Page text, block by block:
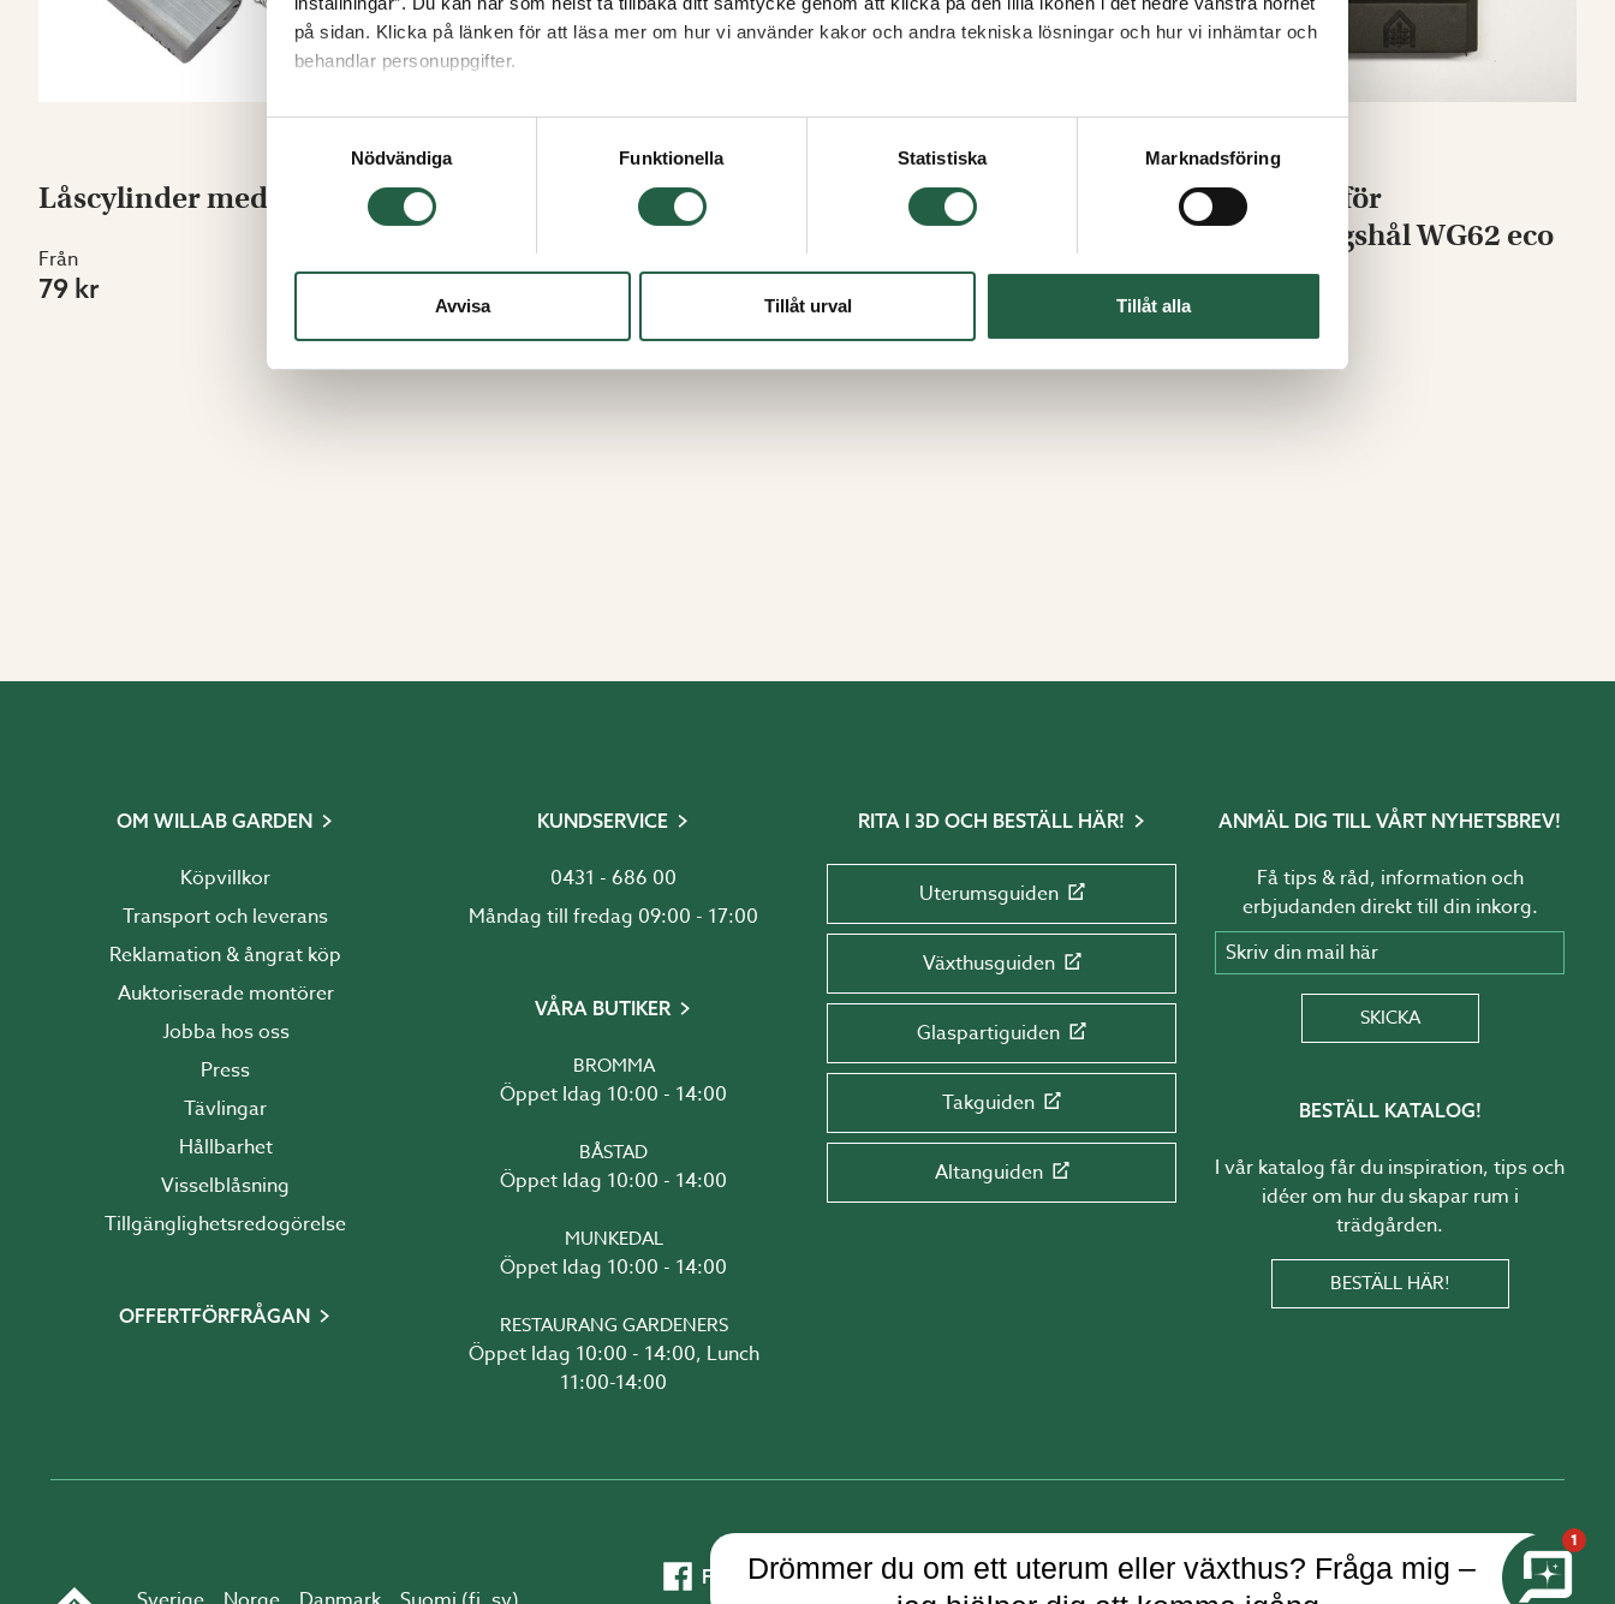
på sidan. Klicka på länken för att läsa mer om hur vi använder kakor och andra tekniska lösningar och hur vi inhämtar och
behandlar personuppgifter.
Ta reda på mer om cookies Googles sekretesspolicy
Nödvändiga
Funktionella Statistiska Marknadsföring
Avvisa Tillåt urval Tillåt alla
Låscylinder med skruv
Från
79 kr
Låskloss - reservdel
Dräneringstejp till 32, 40,
50mm kanalplasttak
Från
Täcklock för
dräneringshål WG62 eco
OM WILLAB GARDEN
Köpvillkor
Transport och leverans
Reklamation & ångrat köp
Auktoriserade montörer
Jobba hos oss
Press
Tävlingar
Hållbarhet
Visselblåsning
Tillgänglighetsredogörelse
OFFERTFÖRFRÅGAN
KUNDSERVICE
0431 - 686 00
Måndag till fredag 09:00 - 17:00
VÅRA BUTIKER
BROMMA
Öppet Idag 10:00 - 14:00
BÅSTAD
Öppet Idag 10:00 - 14:00
MUNKEDAL
Öppet Idag 10:00 - 14:00
RESTAURANG GARDENERS
Öppet Idag 10:00 - 14:00, Lunch
11:00-14:00
RITA I 3D OCH BESTÄLL HÄR!
Uterumsguiden
Växthusguiden
Glaspartiguiden
Takguiden
Altanguiden
ANMÄL DIG TILL VÅRT NYHETSBREV!
Få tips & råd, information och
erbjudanden direkt till din inkorg.
Skriv din mail här
SKICKA
BESTÄLL KATALOG!
I vår katalog får du inspiration, tips och
idéer om hur du skapar rum i
trädgården.
BESTÄLL HÄR!
Facebook Instagram
1
Drömmer du om ett uterum eller växthus? Fråga mig –